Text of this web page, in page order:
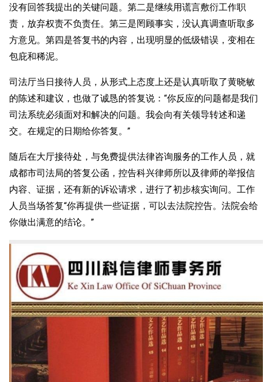
没有回答我提出的关键问题。第二是继续用谎言敷衍工作职
责，放弃权责不负责任。第三是罔顾事实，没认真调查听取多
方意见。第四是答复书的内容，出现明显的低级错误，变相在
包庇和稀泥。
司法厅当日接待人员，从形式上态度上还是认真听取了黄晓敏
的陈述和建议，也做了诚恳的答复说：“你反应的问题都是我们
司法系统必须面对和解决的问题。我会向有关领导转述和递
交。在规定的日期给你答复。”
随后在大厅接待处，与免费提供法律咨询服务的工作人员，就
成都市司法局的答复公函，控告科兴律师所以及律师的举报信
内容、证据，还有新的诉讼请求，进行了初步核实询问。工作
人员当场答复“你再提供一些证据，可以去法院控告。法院会给
你做出满意的结论。”